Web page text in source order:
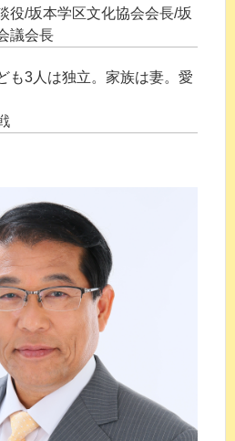
役/坂本学区文化協会会長/坂
議会長
も3人は独立。家族は妻。愛